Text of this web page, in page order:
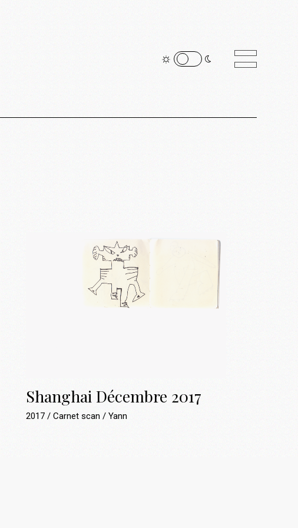
Shanghai Décembre 2017
2017 Carnet scan Yann